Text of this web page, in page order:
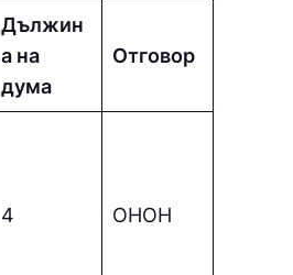
Дължин
а на
дума
Отговор
4 ОНOН